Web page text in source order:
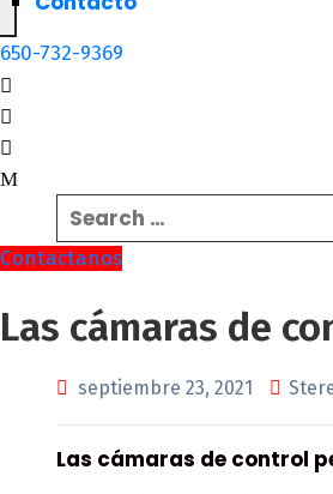
650-732-9369
Contactanos
Las cámaras de
septiembre 23, 2021
Las cámaras de control